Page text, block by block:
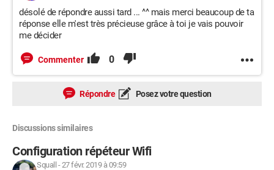
désolé de répondre aussi tard ... ^^ mais merci beaucoup de ta
réponse elle m'est très précieuse grâce à toi je vais pouvoir
me décider
Commenter 0
Répondre Posez votre question
Discussions similaires
Configuration répéteur Wifi
Squall -27 févr. 2019 à 09:59